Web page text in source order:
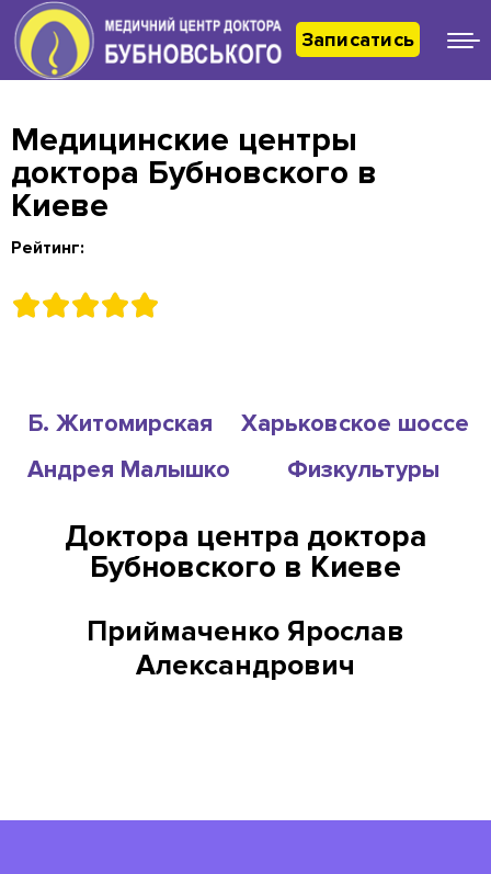
Записатись
Медицинские центры
доктора Бубновского в
Киеве
Рейтинг:
Б. Житомирская
Харьковское шоссе
Андрея Малышко
Физкультуры
Доктора центра доктора
Бубновского в Киеве
Приймаченко Ярослав
Александрович